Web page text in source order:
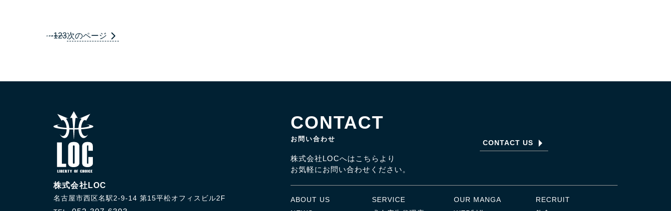
123次のページ
CONTACT
お問い合わせ
株式会社LOCへはこちらより
お気軽にお問い合わせください。
CONTACT US
ABOUT US SERVICE OUR MANGA
RECRUIT
株式会社LOC
名古屋市西区名駅2-9-14 第15平松オフィスビル2F